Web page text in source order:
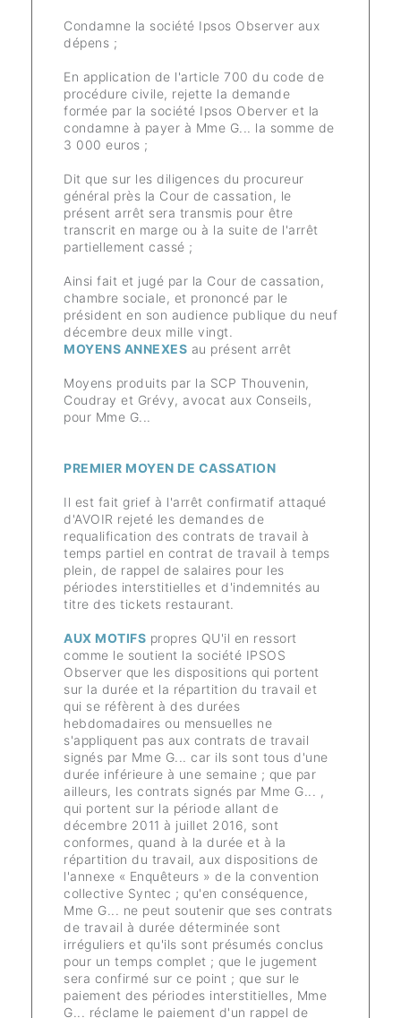
Condamne la société Ipsos Observer aux
dépens ;
En application de l'article 700 du code de
procédure civile, rejette la demande
formée par la société Ipsos Oberver et la
condamne à payer à Mme G... la somme de
3 000 euros ;
Dit que sur les diligences du procureur
général près la Cour de cassation, le
présent arrêt sera transmis pour être
transcrit en marge ou à la suite de l'arrêt
partiellement cassé ;
Ainsi fait et jugé par la Cour de cassation,
chambre sociale, et prononcé par le
président en son audience publique du neuf
décembre deux mille vingt.
MOYENS ANNEXES au présent arrêt
Moyens produits par la SCP Thouvenin,
Coudray et Grévy, avocat aux Conseils,
pour Mme G...
PREMIER MOYEN DE CASSATION
Il est fait grief à l'arrêt confirmatif attaqué
d'AVOIR rejeté les demandes de
requalification des contrats de travail à
temps partiel en contrat de travail à temps
plein, de rappel de salaires pour les
périodes interstitielles et d'indemnités au
titre des tickets restaurant.
AUX MOTIFS propres QU'il en ressort
comme le soutient la société IPSOS
Observer que les dispositions qui portent
sur la durée et la répartition du travail et
qui se réfèrent à des durées
hebdomadaires ou mensuelles ne
s'appliquent pas aux contrats de travail
signés par Mme G... car ils sont tous d'une
durée inférieure à une semaine ; que par
ailleurs, les contrats signés par Mme G... ,
qui portent sur la période allant de
décembre 2011 à juillet 2016, sont
conformes, quand à la durée et à la
répartition du travail, aux dispositions de
l'annexe « Enquêteurs » de la convention
collective Syntec ; qu'en conséquence,
Mme G... ne peut soutenir que ses contrats
de travail à durée déterminée sont
irréguliers et qu'ils sont présumés conclus
pour un temps complet ; que le jugement
sera confirmé sur ce point ; que sur le
paiement des périodes interstitielles, Mme
G... réclame le paiement d'un rappel de